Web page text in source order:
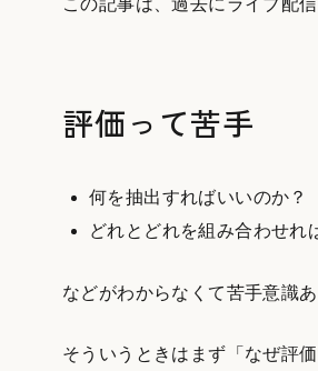
この記事は、過去にライブ配
評価って苦手
何を抽出すればいいのか？
どれとどれを組み合わせれ
などがわからなくて苦手意識
そういうときはまず「なぜ評